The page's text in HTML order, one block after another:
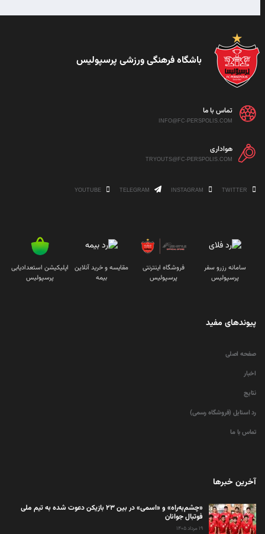
باشگاه فرهنگی ورزشی پرسپولیس
تماس با ما
INFO@FC-PERSPOLIS.COM
هواداری
TRYOUTS@FC-PERSPOLIS.COM
سامانه رزرو سفر
پرسپولیس
فروشگاه اینترنتی
پرسپولیس
مقایسه و خرید آنلاین
بیمه
اپلیکیشن استعدادیابی
پرسپولیس
پیوندهای مفید
صفحه اصلی
اخبار
نتایج
رد استایل (فروشگاه رسمی)
تماس با ما
آخرین خبرها
«چشم‌به‌راه» و «اسمی» در بین ۲۳ بازیکن دعوت شده به تیم ملی
فوتبال جوانان
۱۹ مرداد ۱۴۰۵